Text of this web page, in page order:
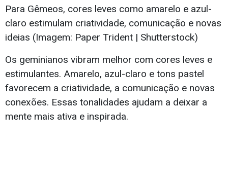
Para Gêmeos, cores leves como amarelo e azul-
claro estimulam criatividade, comunicação e novas
ideias (Imagem: Paper Trident | Shutterstock)
Os geminianos vibram melhor com cores leves e
estimulantes. Amarelo, azul-claro e tons pastel
favorecem a criatividade, a comunicação e novas
conexões. Essas tonalidades ajudam a deixar a
mente mais ativa e inspirada.